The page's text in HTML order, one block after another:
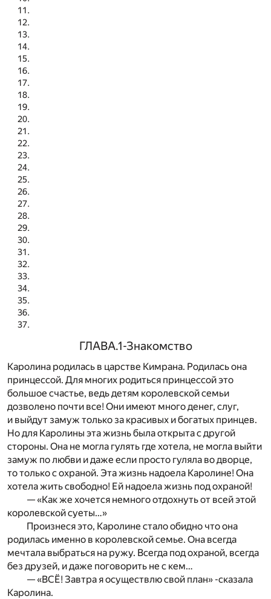
ГЛАВА.1-Знакомство
Каролина родилась в царстве Кимрана. Родилась она
принцессой. Для многих родиться принцессой это
большое счастье, ведь детям королевской семьи
дозволено почти все! Они имеют много денег, слуг,
и выйдут замуж только за красивых и богатых принцев.
Но для Каролины эта жизнь была открыта с другой
стороны. Она не могла гулять где хотела, не могла выйти
замуж по любви и даже если просто гуляла во дворце,
то только с охраной. Эта жизнь надоела Каролине! Она
хотела жить свободно! Ей надоела жизнь под охраной!
— «Как же хочется немного отдохнуть от всей этой
королевской суеты…»
Произнеся это, Каролине стало обидно что она
родилась именно в королевской семье. Она всегда
мечтала выбраться на ружу. Всегда под охраной, всегда
без друзей, и даже поговорить не с кем…
— «ВСЁ! Завтра я осуществлю свой план» -сказала
Каролина.